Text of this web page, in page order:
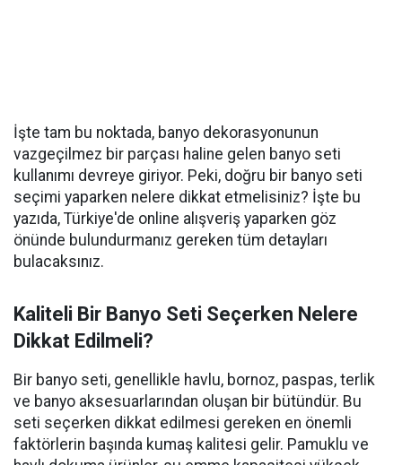
İşte tam bu noktada, banyo dekorasyonunun
vazgeçilmez bir parçası haline gelen banyo seti
kullanımı devreye giriyor. Peki, doğru bir banyo seti
seçimi yaparken nelere dikkat etmelisiniz? İşte bu
yazıda, Türkiye'de online alışveriş yaparken göz
önünde bulundurmanız gereken tüm detayları
bulacaksınız.
Kaliteli Bir Banyo Seti Seçerken Nelere
Dikkat Edilmeli?
Bir banyo seti, genellikle havlu, bornoz, paspas, terlik
ve banyo aksesuarlarından oluşan bir bütündür. Bu
seti seçerken dikkat edilmesi gereken en önemli
faktörlerin başında kumaş kalitesi gelir. Pamuklu ve